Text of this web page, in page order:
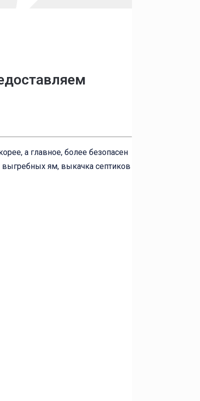
а главное, более безопасен
выгребных ям, выкачка септиков